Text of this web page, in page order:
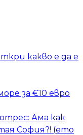
какво е да е
за €10 евро
Ама как
София?! (ето